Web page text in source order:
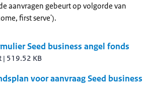
aanvragen gebeurt op volgorde van
first serve').
Seed business angel fonds
| 519.52 KB
voor aanvraag Seed business